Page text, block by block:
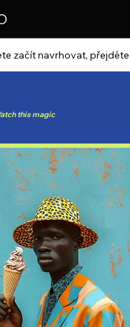
začít navrhovat,